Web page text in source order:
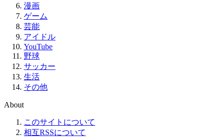
漫画
ゲーム
芸能
アイドル
YouTube
野球
サッカー
生活
その他
About
このサイトについて
相互RSSについて